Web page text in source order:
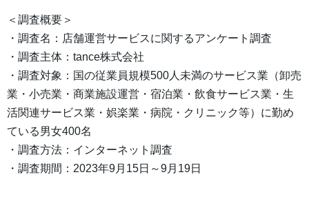
＜調査概要＞
・調査名：店舗運営サービスに関するアンケート調査
・調査主体：tance株式会社
・調査対象：国の従業員規模500人未満のサービス業（卸売
業・小売業・商業施設運営・宿泊業・飲食サービス業・生
活関連サービス業・娯楽業・病院・クリニック等）に勤め
ている男女400名
・調査方法：インターネット調査
・調査期間：2023年9月15日～9月19日